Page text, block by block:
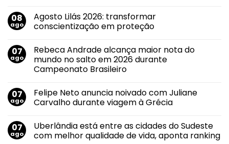
em
Agosto
Branco:
uso
de
cigarros
eletrônicos
antecipa
lesões
pulmonares
eleva
alerta
oncológico
08
ago
Agosto Lilás 2026: transformar
conscientização em proteção
em
Agosto
Lilás
2026:
transformar
em
proteção
07
ago
Rebeca Andrade alcança maior nota do
mundo no salto em 2026 durante
Campeonato Brasileiro
em
Rebeca
Andrade
nota
do
mundo
07
ago
Felipe Neto anuncia noivado com Juliane
Carvalho durante viagem à Grécia
em
Felipe
Neto
07
ago
Uberlândia está entre as cidades do Sudeste
com melhor qualidade de vida, aponta ranking